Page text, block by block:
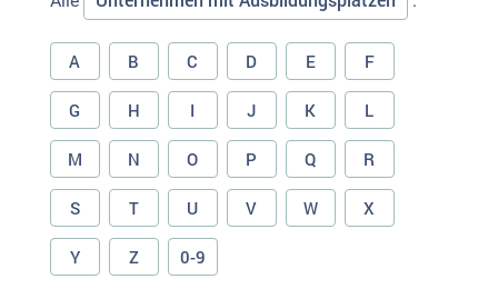
A B C D E F
G H I J K L
M N O P Q R
S T U V W X
Y Z 0-9